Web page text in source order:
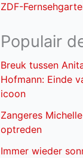
ZDF-
Populair
Breuk tussen
Hofmann: Einde
icoon
Zangeres
optreden
Immer wieder